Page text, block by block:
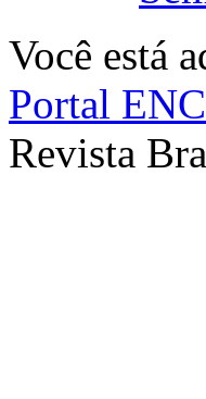
Você está
Portal
Revista